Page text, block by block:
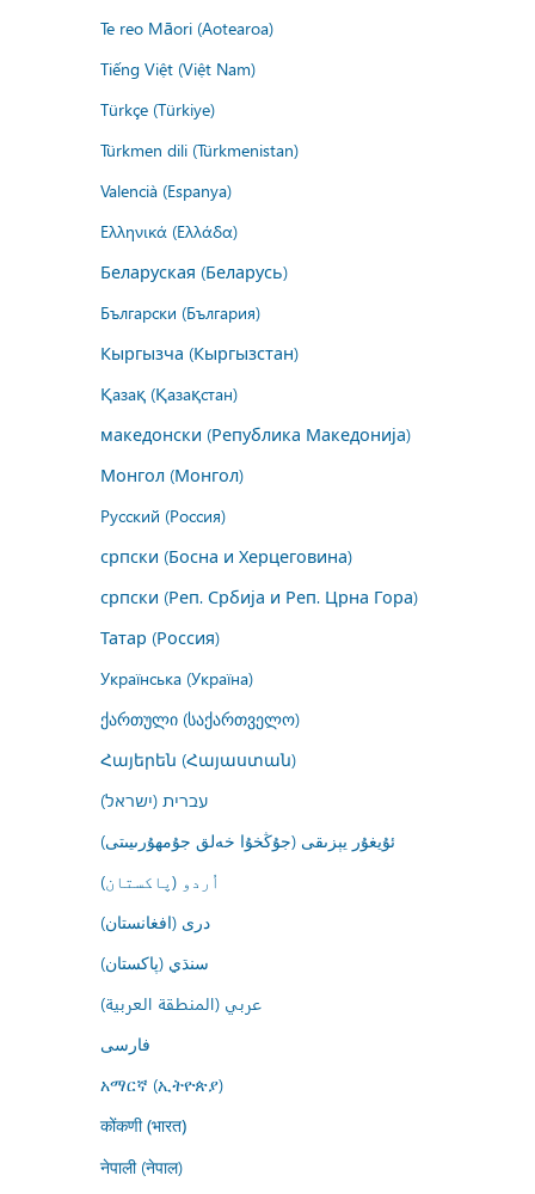
Te reo Māori (Aotearoa)
Tiếng Việt (Việt Nam)
Türkçe (Türkiye)
Türkmen dili (Türkmenistan)
Valencià (Espanya)
Ελληνικά (Ελλάδα)
Беларуская (Беларусь)
Български (България)
Кыргызча (Кыргызстан)
Қазақ (Қазақстан)
македонски (Република Македонија)
Монгол (Монгол)
Русский (Россия)
српски (Босна и Херцеговина)
српски (Реп. Србија и Реп. Црна Гора)
Татар (Россия)
Українська (Україна)
ქართული (საქართველო)
Հայերեն (Հայաստան)
עברית (ישראל)
ئۇيغۇر يېزىقى (جۇڭخۇا خەلق جۇمھۇرىيىتى)
اُردو (پاکستان)
درى (افغانستان)
سنڌي (پاکستان)
عربي (المنطقة العربية)
فارسى
አማርኛ (ኢትዮጵያ)
कोंकणी (भारत)
नेपाली (नेपाल)